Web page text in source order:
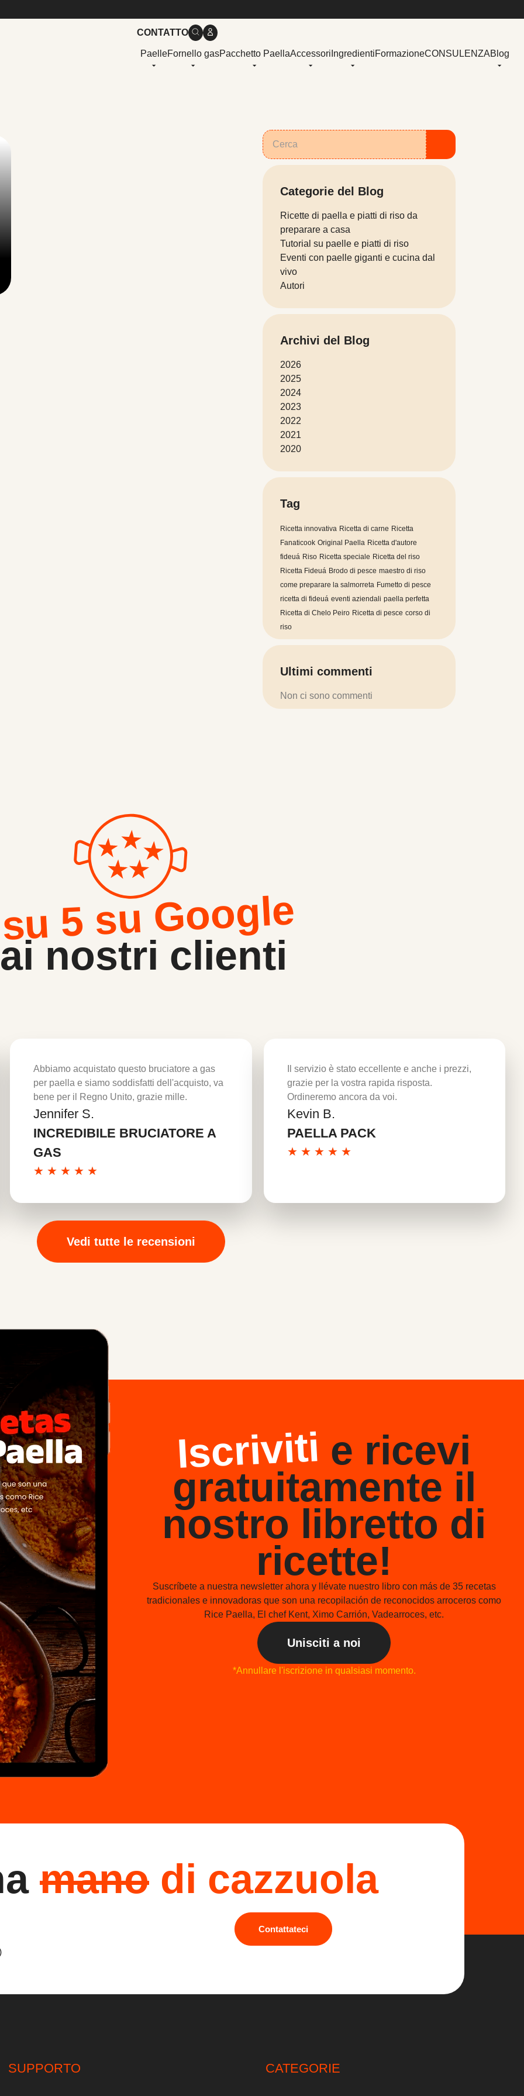
CONTATTO
PaelleFornello gasPacchetto PaellaAccessori IngredientiFormazioneCONSULENZABlog
Categorie del Blog
Ricette di paella e piatti di riso da
preparare a casa
Tutorial su paelle e piatti di riso
Eventi con paelle giganti e cucina dal
vivo
Autori
Archivi del Blog
2026
2025
2024
2023
2022
2021
2020
Tag
Ricetta innovativa Ricetta di carne Ricetta
Fanaticook Original Paella Ricetta d'autore
fideuá Riso Ricetta speciale Ricetta del riso
Ricetta Fideuá Brodo di pesce maestro di riso
come preparare la salmorreta Fumetto di pesce
ricetta di fideuá eventi aziendali paella perfetta
Ricetta di Chelo Peiro Ricetta di pesce corso di
riso
Ultimi commenti
Non ci sono commenti
5 su Google
nostri clienti
Abbiamo acquistato questo bruciatore a gas
per paella e siamo soddisfatti dell'acquisto, va
bene per il Regno Unito, grazie mille.
Jennifer S.
INCREDIBILE BRUCIATORE A
GAS
★ ★ ★ ★ ★
Il servizio è stato eccellente e anche i prezzi,
grazie per la vostra rapida risposta.
Ordineremo ancora da voi.
Kevin B.
PAELLA PACK
★ ★ ★ ★ ★
Vedi tutte le recensioni
Iscriviti e ricevi
gratuitamente il
nostro libretto di
ricette!
Suscríbete a nuestra newsletter ahora y llévate nuestro libro con más de 35 recetas
tradicionales e innovadoras que son una recopilación de reconocidos arroceros como
Rice Paella, El chef Kent, Ximo Carrión, Vadearroces, etc.
Unisciti a noi
*Annullare l'iscrizione in qualsiasi momento.
mano di cazzuola
Contattateci
SUPPORTO CATEGORIE